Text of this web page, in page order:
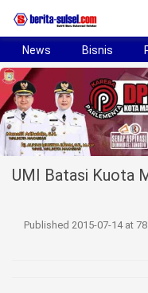
Home
News
Politik
Pendidikan
Bisnis
News Bisnis
UMI Batasi Kuota
Published 2015-07-14at